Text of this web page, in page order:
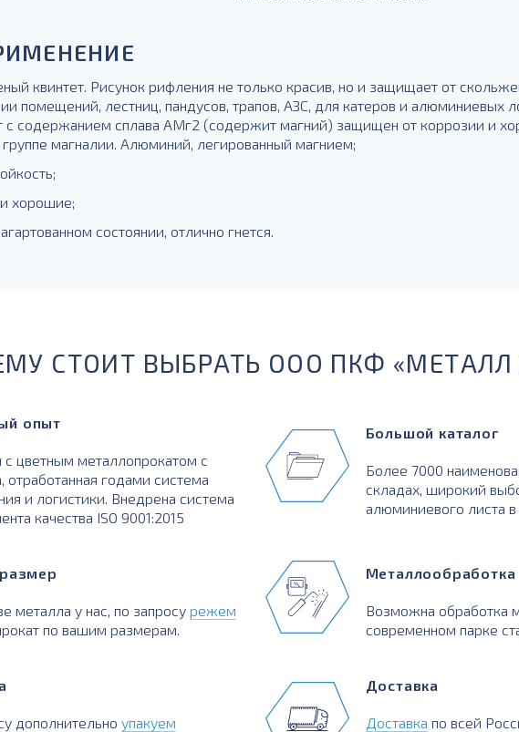
квинтет. Рисунок рифления не только красив, но и защищает от
помещений, лестниц, пандусов, трапов, АЗС, для катеров и алюминиевых
содержанием сплава АМг2 (содержит магний) защищен от коррозии и
группе магналии. Алюминий, легированный магнием;
хорошие;
состоянии, отлично гнется.
СТОИТ ВЫБРАТЬ ООО ПКФ «МЕТАЛЛ
опыт
с цветным металлопрокатом с
отработанная годами система
и логистики. Внедрена система
качества ISO 9001:2015
металла у нас, по запросу режем
по вашим размерам.
дополнительно упакуем
Большой каталог
Более 7000
складах, широкий
алюминиевого листа в
Металлообработка
Возможна обработка
современном парке
Доставка
Доставка по всей